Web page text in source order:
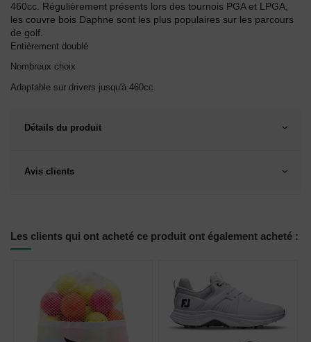
460cc. Régulièrement présents lors des tournois PGA et LPGA,
les couvre bois Daphne sont les plus populaires sur les parcours
de golf.
Entièrement doublé
Nombreux choix
Adaptable sur drivers jusqu'à 460cc
Détails du produit
Avis clients
Les clients qui ont acheté ce produit ont également acheté :